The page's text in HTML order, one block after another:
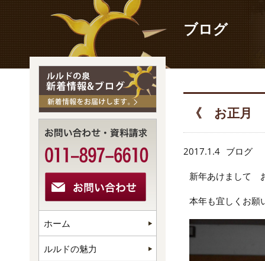
ブログ
《 お正月
2017.1.4 ブログ
新年あけまして
本年も宜しくお願
ホーム
ルルドの魅力